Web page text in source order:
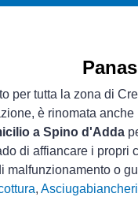
per tutta la zona di
è rinomata
a Spino d'Adda
di affiancare i propri
malfunzionamento o
,